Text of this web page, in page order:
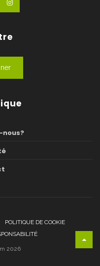
nous?
POLITIQUE DE COOKIE
2026